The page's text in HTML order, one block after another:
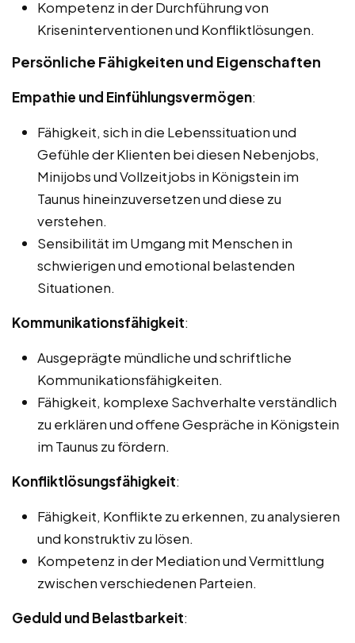
Kompetenz in der Durchführung von
Kriseninterventionen und Konfliktlösungen.
Persönliche Fähigkeiten und Eigenschaften
Empathie und Einfühlungsvermögen:
Fähigkeit, sich in die Lebenssituation und
Gefühle der Klienten bei diesen Nebenjobs,
Minijobs und Vollzeitjobs in Königstein im
Taunus hineinzuversetzen und diese zu
verstehen.
Sensibilität im Umgang mit Menschen in
schwierigen und emotional belastenden
Situationen.
Kommunikationsfähigkeit:
Ausgeprägte mündliche und schriftliche
Kommunikationsfähigkeiten.
Fähigkeit, komplexe Sachverhalte verständlich
zu erklären und offene Gespräche in Königstein
im Taunus zu fördern.
Konfliktlösungsfähigkeit:
Fähigkeit, Konflikte zu erkennen, zu analysieren
und konstruktiv zu lösen.
Kompetenz in der Mediation und Vermittlung
zwischen verschiedenen Parteien.
Geduld und Belastbarkeit: